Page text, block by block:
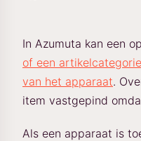
In Azumuta kan een
of een
van het apparaat.
item vastgepind
Als een apparaat is